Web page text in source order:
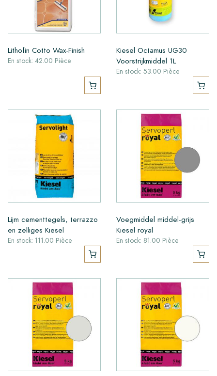
Lithofin Cotto Wax-Finish
En stock: 42.00 Pièce
Kiesel Octamus UG30
Voorstrijkmiddel 1L
En stock: 53.00 Pièce
Lijm cementtegels, terrazzo
en zelliges Kiesel
En stock: 111.00 Pièce
Voegmiddel middel-grijs
Kiesel royal
En stock: 81.00 Pièce